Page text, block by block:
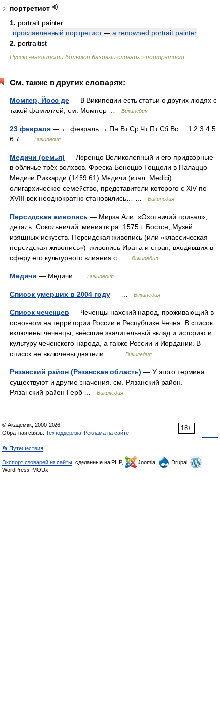
2
портретист
1. portrait painter
прославленный портретист— a renowned portrait painter
2. portraitist
Русско-английский большой базовый словарь > портретист
См. также в других словарях:
Момпер, Йоос де — В Википедии есть статьи о других людях с
такой фамилией, см. Момпер …
Википедия
23 февраля — ← февраль → Пн Вт Ср Чт Пт Сб Вс 1 2 3 4 5
6 7 …
Википедия
Медичи (семья) — Лоренцо Великолепный и его придворные
в обличье трёх волхвов. Фреска Беноццо Гоццоли в Палаццо
Медичи Риккарди (1459 61) Медичи (итал. Medici)
олигархическое семейство, представители которого с XIV по
XVIII век неоднократно становились… …
Википедия
Персидская живопись — Мирза Али. «Охотничий привал»,
деталь: Сокольничий. миниатюра. 1575 г. Бостон, Музей
изящных искусств. Персидская живопись (или «классическая
персидская живопись») живопись Ирана и стран, входивших в
сферу его культурного влияния с …
Википедия
Медичи — Медичи … Википедия
Список умерших в 2004 году — … Википедия
Список чеченцев — Чеченцы нахский народ, проживающий в
основном на территории России в Республике Чечня. В список
включены чеченцы, внёсшие значительный вклад и историю и
культуру чеченского народа, а также России и Иордании. В
список не включены деятели… …
Википедия
Рязанский район (Рязанская область) — У этого термина
существуют и другие значения, см. Рязанский район.
Рязанский район Герб …
Википедия
18+
© Академик, 2000-2026
Обратная связь: Техподдержка Реклама на сайте
👣 Путешествия
Экспорт словарей на сайты , сделанные на PHP, Joomla,
Drupal,
WordPress, MODx.